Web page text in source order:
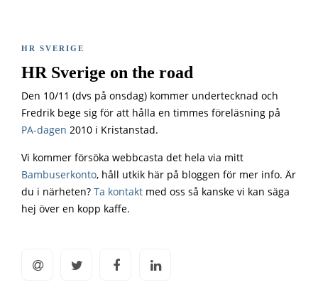
HR SVERIGE
HR Sverige on the road
Den 10/11 (dvs på onsdag) kommer undertecknad och
Fredrik bege sig för att hålla en timmes föreläsning på
PA-dagen 2010 i Kristanstad.
Vi kommer försöka webbcasta det hela via mitt
Bambuserkonto, håll utkik här på bloggen för mer info. Är
du i närheten? Ta kontakt med oss så kanske vi kan säga
hej över en kopp kaffe.